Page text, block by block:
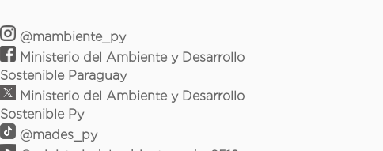
@mambiente_py
Ministerio del Ambiente y Desarrollo
Sostenible Paraguay
Ministerio del Ambiente y Desarrollo
Sostenible Py
@mades_py